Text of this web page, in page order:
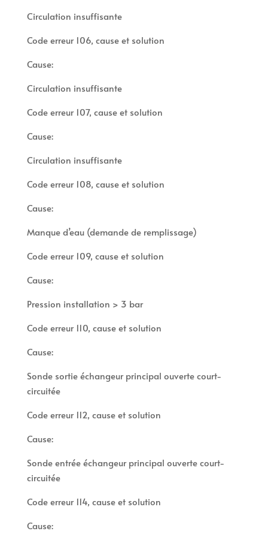
Circulation insuffisante
Code erreur 106, cause et solution
Cause:
Circulation insuffisante
Code erreur 107, cause et solution
Cause:
Circulation insuffisante
Code erreur 108, cause et solution
Cause:
Manque d’eau (demande de remplissage)
Code erreur 109, cause et solution
Cause:
Pression installation > 3 bar
Code erreur 110, cause et solution
Cause:
Sonde sortie échangeur principal ouverte court-
circuitée
Code erreur 112, cause et solution
Cause:
Sonde entrée échangeur principal ouverte court-
circuitée
Code erreur 114, cause et solution
Cause: